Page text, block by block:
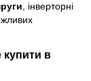
, інверторні
купити в